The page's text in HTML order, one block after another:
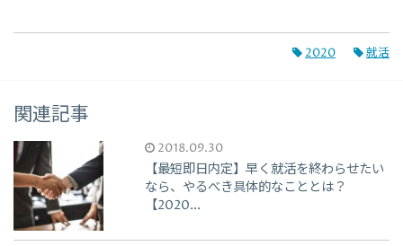
2020 就活
関連記事
2018.09.30
【最短即日内定】早く就活を終わらせたい
なら、やるべき具体的なこととは？
【2020...